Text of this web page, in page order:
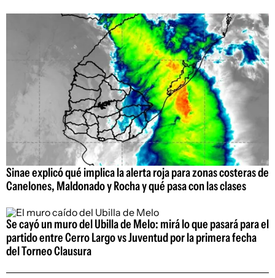
Sinae explicó qué implica la alerta roja para zonas costeras de
Canelones, Maldonado y Rocha y qué pasa con las clases
Se cayó un muro del Ubilla de Melo: mirá lo que pasará para el
partido entre Cerro Largo vs Juventud por la primera fecha
del Torneo Clausura